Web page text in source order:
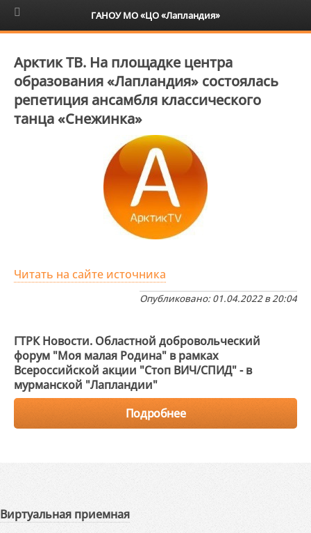
6+
Арктик ТВ. На площадке центра
образования «Лапландия» состоялась
репетиция ансамбля классического
танца «Снежинка»
Читать на сайте источника
Опубликовано: 01.04.2022 в 20:04
ГТРК Новости. Областной добровольческий
форум "Моя малая Родина" в рамках
Всероссийской акции "Стоп ВИЧ/СПИД" - в
мурманской "Лапландии"
Подробнее
Виртуальная приемная
ГАНОУ МО «ЦО «Лапландия»